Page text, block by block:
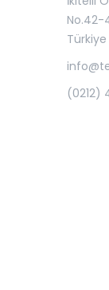
No.42-
Türkiye
(0212)